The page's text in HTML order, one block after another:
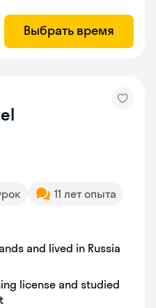
Выбрать время
11 лет опыта
and lived in Russia
license and studied